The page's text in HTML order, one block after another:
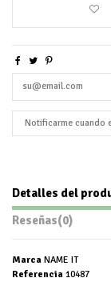
Detalles del
Reseñas(0)
Marca NAME IT
Referencia 10487